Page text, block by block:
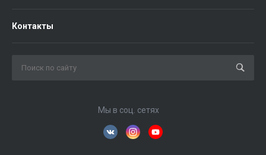
Контакты
Мы в соц. сетях